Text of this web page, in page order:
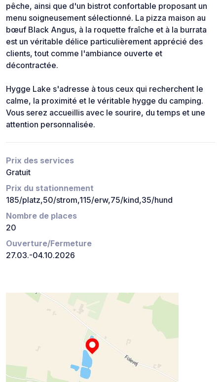
pêche, ainsi que d'un bistrot confortable proposant un
menu soigneusement sélectionné. La pizza maison au
bœuf Black Angus, à la roquette fraîche et à la burrata
est un véritable délice particulièrement apprécié des
clients, tout comme l'ambiance ouverte et
décontractée.
Hygge Lake s'adresse à tous ceux qui recherchent le
calme, la proximité et le véritable hygge du camping.
Vous serez accueillis avec le sourire, du temps et une
attention personnalisée.
Prix des services
Gratuit
Prix du stationnement
185/platz,50/strom,115/erw,75/kind,35/hund
Nombre de places
20
Ouverture/Fermeture
27.03.-04.10.2026